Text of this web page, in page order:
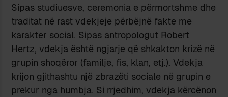
Sipas studiuesve, ceremonia e përmortshme dhe
traditat në rast vdekjeje përbëjnë fakte me
karakter social. Sipas antropologut Robert
Hertz, vdekja është ngjarje që shkakton krizë në
grupin shoqëror (familje, fis, klan, etj.). Vdekja
krijon gjithashtu një zbrazëti sociale në grupin e
prekur nga humbja. Si rrjedhim, vdekja kërcënon